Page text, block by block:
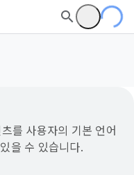
를 사용자의 기본 언어
을 수 있습니다.